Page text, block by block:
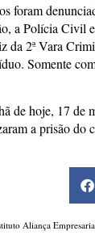
foram
a Polícia Civil
da 2ª Vara
Somente
de hoje, 17 de
a prisão do